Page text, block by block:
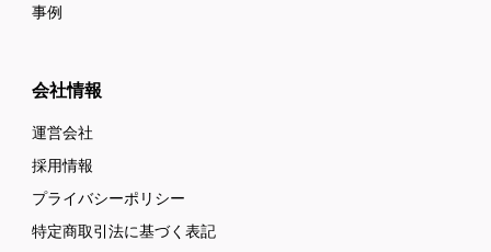
事例
会社情報
運営会社
採用情報
プライバシーポリシー
特定商取引法に基づく表記